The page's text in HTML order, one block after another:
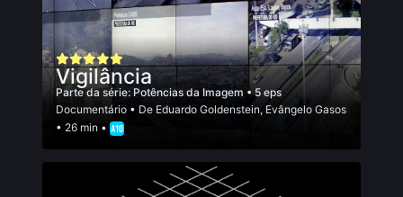
Vigilância
Parte da série: Potências da Imagem • 5 eps
Documentário • De Eduardo Goldenstein, Evângelo Gasos
• 26 min •